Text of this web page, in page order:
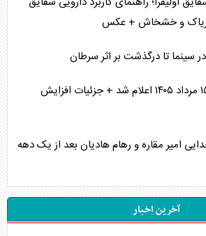
تریاک و خشخاش + عکس
سینما تا درگذشت بر اثر سرطان
قیمت جدید سایپا ۱۵۱ مرداد ۱۴۰۵ اعلام شد + جزئیات افزایش
امیر مقاره و رهام هادیان بعد از یک دهه
آخرین اخبار